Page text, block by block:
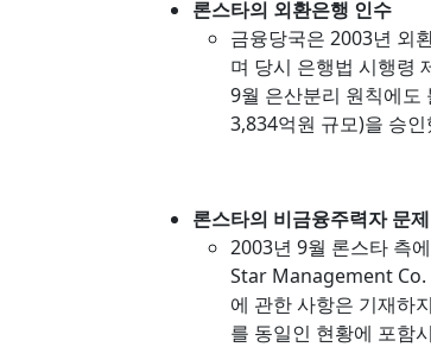
론스타의 외환은행 인수
금융당국은 2003년 외
며 당시 은행법 시행령
9월 은산분리 원칙에도
3,834억원 규모)을 승인
론스타의 비금융주력자 문제
2003년 9월 론스타 측
Star Management
에 관한 사항은 기재하
를 동일인 현황에 포함